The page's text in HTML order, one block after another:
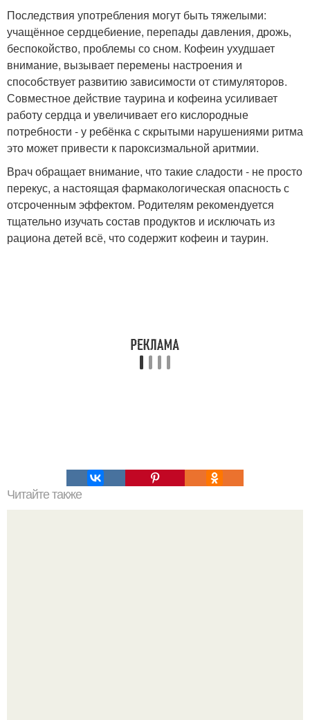
Последствия употребления могут быть тяжелыми:
учащённое сердцебиение, перепады давления, дрожь,
беспокойство, проблемы со сном. Кофеин ухудшает
внимание, вызывает перемены настроения и
способствует развитию зависимости от стимуляторов.
Совместное действие таурина и кофеина усиливает
работу сердца и увеличивает его кислородные
потребности - у ребёнка с скрытыми нарушениями ритма
это может привести к пароксизмальной аритмии.
Врач обращает внимание, что такие сладости - не просто
перекус, а настоящая фармакологическая опасность с
отсроченным эффектом. Родителям рекомендуется
тщательно изучать состав продуктов и исключать из
рациона детей всё, что содержит кофеин и таурин.
Читайте также